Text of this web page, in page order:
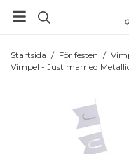
Startsida / För festen /
Vimpel - Just married